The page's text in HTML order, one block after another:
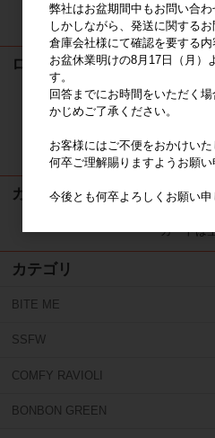
ログイン
新規会
カート
カートは
カテゴリ
BITE ME
SSFW
COMFY RAVIOLI
BONBON GREEN
弊社はお盆期間中もお問い合わ
しかしながら、発送に関するお
倉庫会社様にて確認を要する内
お盆休業明けの8月17日（月）
す。
回答までにお時間をいただく
かじめご了承ください。
お客様にはご不便をおかけいた
何卒ご理解賜りますようお願い
今後とも何卒よろしくお願い申